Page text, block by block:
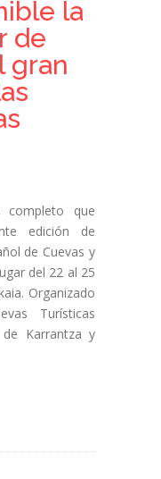
la
de
gran
que
edición de
de Cuevas y
del 22 al 25
Organizado
Turísticas
de Karrantza y